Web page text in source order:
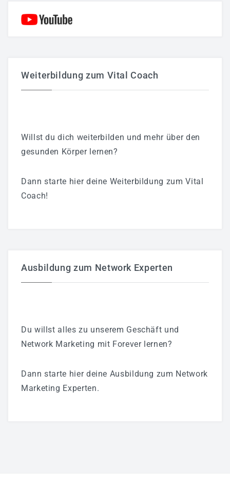
Weiterbildung zum Vital Coach
Willst du dich weiterbilden und mehr über den
gesunden Körper lernen?
Dann starte hier deine Weiterbildung zum Vital
Coach!
Ausbildung zum Network Experten
Du willst alles zu unserem Geschäft und
Network Marketing mit Forever lernen?
Dann starte hier deine Ausbildung zum Network
Marketing Experten.